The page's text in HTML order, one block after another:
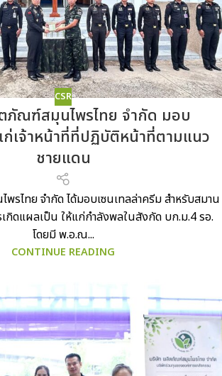
CSR
ภัณฑ์สมุนไพรไทย จำกัด มอบ
เจ้าหน้าที่ที่ปฏิบัติหน้าที่ตามแนว
ชายแดน
ไทย จำกัด ได้มอบเซนเทลล่าครีม สำหรับสมาน
กิดแผลเป็น ให้แก่กำลังพลในสังกัด บก.ม.4 รอ.
โดยมี พ.อ.ณ...
CONTINUE READING